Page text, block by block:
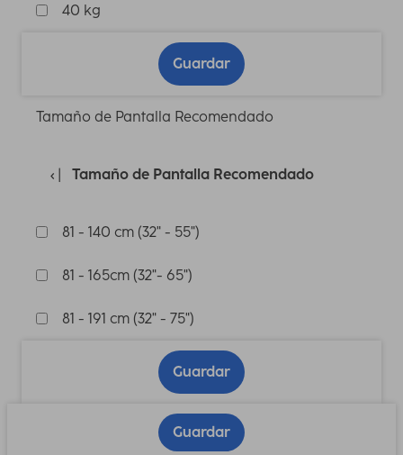
40 kg
Guardar
Tamaño de Pantalla Recomendado
Tamaño de Pantalla Recomendado
81 - 140 cm (32" - 55")
81 - 165cm (32"- 65")
81 - 191 cm (32" - 75")
Guardar
Guardar